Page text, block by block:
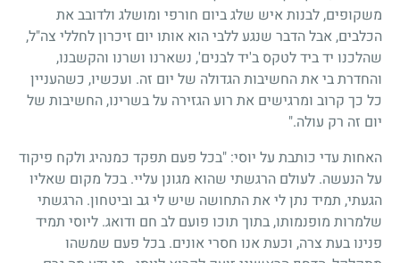
משקופים, לבנות איש שלג ביום חורפי ומושלג ולדובב את
הכלבים, אבל הדבר שנגע ללבי הוא אותו יום זיכרון לחללי צה"ל,
שהלכנו יד ביד לטקס ב'יד לבנים', נשארנו ושרנו והקשבנו,
והחדרת בי את החשיבות הגדולה של יום זה. ועכשיו, כשהעניין
כל כך קרוב ומרגישים את רוע הגזירה על בשרינו, החשיבות של
יום זה רק עולה."
האחות עדי כותבת על יוסי: "בכל פעם תפקד כמנהיג ולקח פיקוד
על הנעשה. לעולם הרגשתי שהוא מגונן עליי. בכל מקום שאליו
הגעתי, תמיד נתן לי את התחושה שיש לי גב וביטחון. הרגשתי
שלמרות מופנמותו, בתוך תוכו פועם לב חם ודואג. ליוסי תמיד
פנינו בעת צרה, וכעת אנו חסרי אונים. בכל פעם שמשהו